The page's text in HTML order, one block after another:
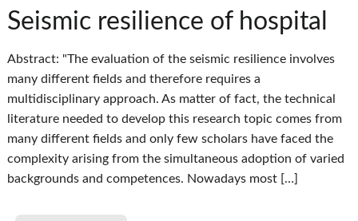
Seismic resilience of hospital
Abstract: "The evaluation of the seismic resilience involves
many different fields and therefore requires a
multidisciplinary approach. As matter of fact, the technical
literature needed to develop this research topic comes from
many different fields and only few scholars have faced the
complexity arising from the simultaneous adoption of varied
backgrounds and competences. Nowadays most […]